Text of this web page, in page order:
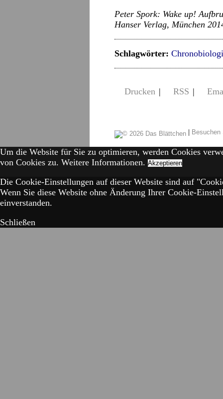
Peter Spork: Wake up!
Hanser Verlag, München
Schlagwörter:
Drucken | RSS |
|
Um die Website für Sie zu optimieren, werden Cookies
von Cookies zu. Weitere Informationen. Akzeptieren
Die Cookie-Einstellungen auf dieser Website sind auf
Wenn Sie diese Website ohne Änderung Ihrer Cookie-
einverstanden.
Schließen